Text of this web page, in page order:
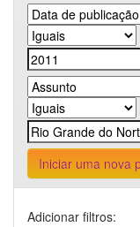
Iniciar uma nova
Adicionar filtros: